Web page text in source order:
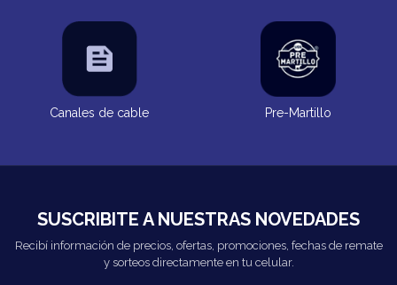
Canales de cable Pre-Martillo
SUSCRIBITE A NUESTRAS NOVEDADES
Recibí información de precios, ofertas, promociones, fechas de remate
y sorteos directamente en tu celular.